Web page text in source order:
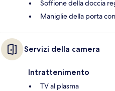
Soffione della doccia
Maniglie della porta
Servizi della camera
Intrattenimento
TV al plasma